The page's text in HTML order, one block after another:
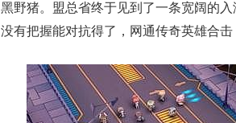
黑野猪。盟总省终于见到了一条宽阔的
没有把握能对抗得了，网通传奇英雄合